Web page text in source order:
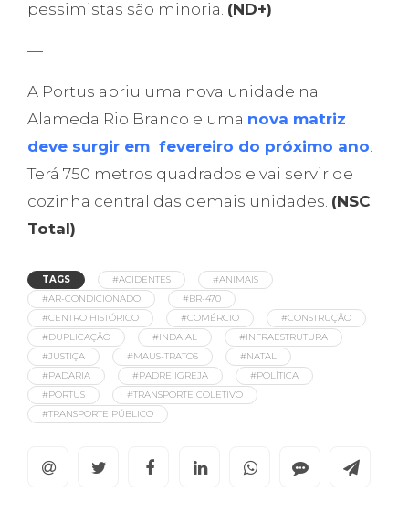
pessimistas são minoria. (ND+)
—
A Portus abriu uma nova unidade na
Alameda Rio Branco e uma nova matriz
deve surgir em fevereiro do próximo ano.
Terá 750 metros quadrados e vai servir de
cozinha central das demais unidades. (NSC
Total)
TAGS #ACIDENTES
#ANIMAIS
#AR-CONDICIONADO
#BR-470
#CENTRO HISTÓRICO
#COMÉRCIO
#CONSTRUÇÃO
#DUPLICAÇÃO
#INDAIAL
#INFRAESTRUTURA
#JUSTIÇA
#MAUS-TRATOS
#NATAL
#PADARIA
#PADRE IGREJA
#POLÍTICA
#PORTUS
#TRANSPORTE COLETIVO
#TRANSPORTE PÚBLICO